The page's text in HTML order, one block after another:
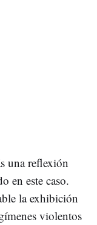
una reflexión
en este caso.
la exhibición
violentos